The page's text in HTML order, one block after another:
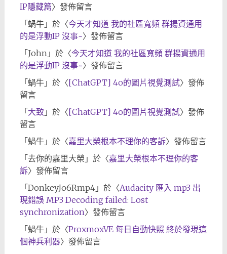
IP隱藏篇〉發佈留言
「蝸牛」於〈今天才知道 我的社區寬頻 群揚資通用
的是浮動IP 沒事~〉發佈留言
「John 」於〈今天才知道 我的社區寬頻 群揚資通用
的是浮動IP 沒事~〉發佈留言
「蝸牛」於〈[ChatGPT] 4o的圖片視覺測試〉發佈
留言
「大致 」於〈[ChatGPT] 4o的圖片視覺測試〉發佈
留言
「蝸牛」於〈嘉里大榮根本不理你的客訴〉發佈留言
「去你的嘉里大榮 」於〈嘉里大榮根本不理你的客
訴〉發佈留言
「DonkeyJo6Rmp4」於〈Audacity 匯入 mp3 出
現錯誤 MP3 Decoding failed: Lost
synchronization〉發佈留言
「蝸牛」於〈ProxmoxVE 每日自動快照 終於發現這
個神兵利器〉發佈留言